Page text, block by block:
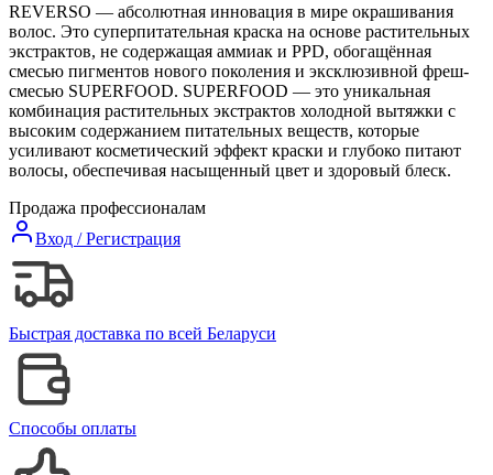
REVERSO — абсолютная инновация в мире окрашивания
волос. Это суперпитательная краска на основе растительных
экстрактов, не содержащая аммиак и PPD, обогащённая
смесью пигментов нового поколения и эксклюзивной фреш-
смесью SUPERFOOD. SUPERFOOD — это уникальная
комбинация растительных экстрактов холодной вытяжки с
высоким содержанием питательных веществ, которые
усиливают косметический эффект краски и глубоко питают
волосы, обеспечивая насыщенный цвет и здоровый блеск.
Продажа профессионалам
Вход / Регистрация
Быстрая доставка по всей Беларуси
Способы оплаты